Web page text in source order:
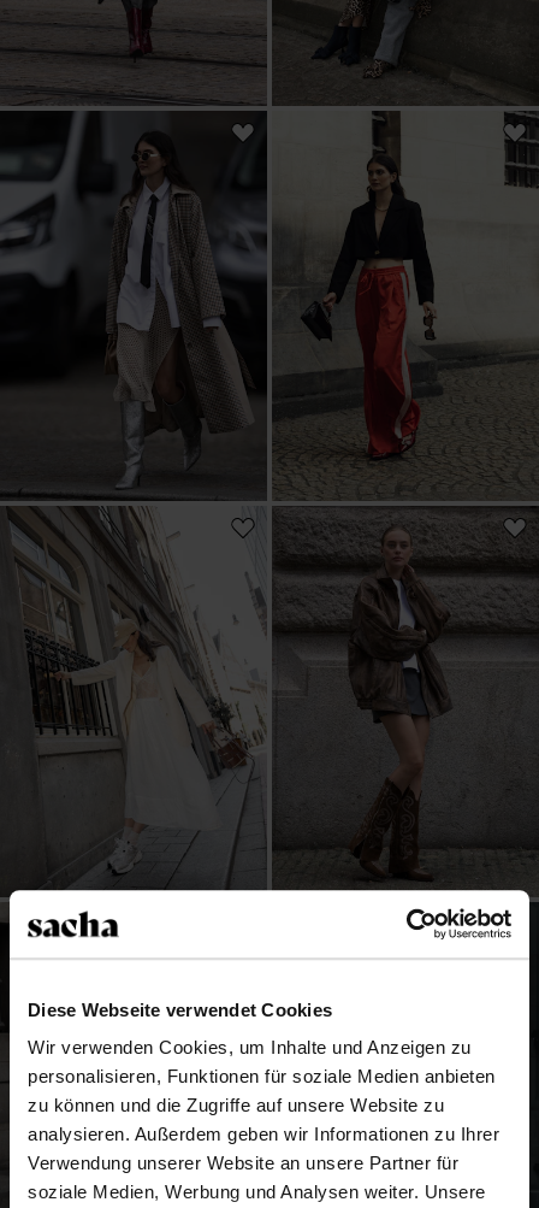
Diese Webseite verwendet Cookies
Wir verwenden Cookies, um Inhalte und Anzeigen zu
personalisieren, Funktionen für soziale Medien anbieten
zu können und die Zugriffe auf unsere Website zu
analysieren. Außerdem geben wir Informationen zu Ihrer
Verwendung unserer Website an unsere Partner für
soziale Medien, Werbung und Analysen weiter. Unsere